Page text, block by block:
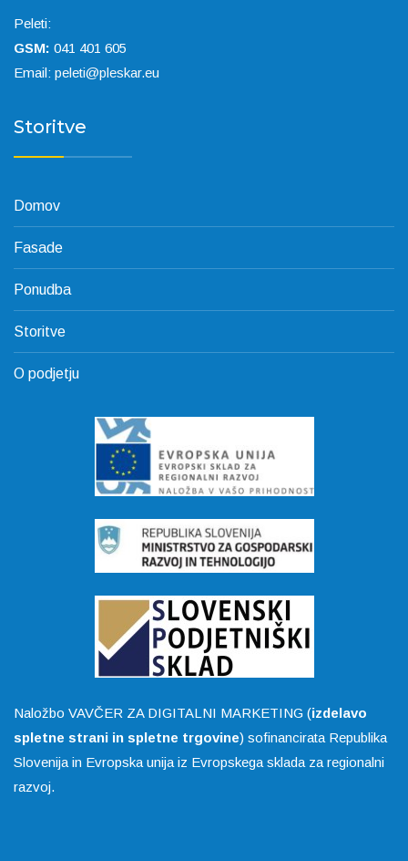
Peleti:
GSM: 041 401 605
Email: peleti@pleskar.eu
Storitve
Domov
Fasade
Ponudba
Storitve
O podjetju
Naložbo VAVČER ZA DIGITALNI MARKETING (izdelavo
spletne strani in spletne trgovine) sofinancirata Republika
Slovenija in Evropska unija iz Evropskega sklada za regionalni
razvoj.